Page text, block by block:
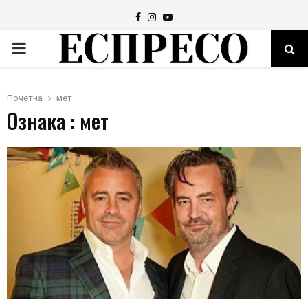
Facebook
Instagram
Youtube
PRIMARY
Почетна мет
Ознака : мет